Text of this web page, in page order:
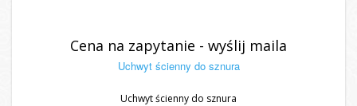
Cena na zapytanie - wyślij maila
Uchwyt ścienny do sznura
Uchwyt ścienny do sznura